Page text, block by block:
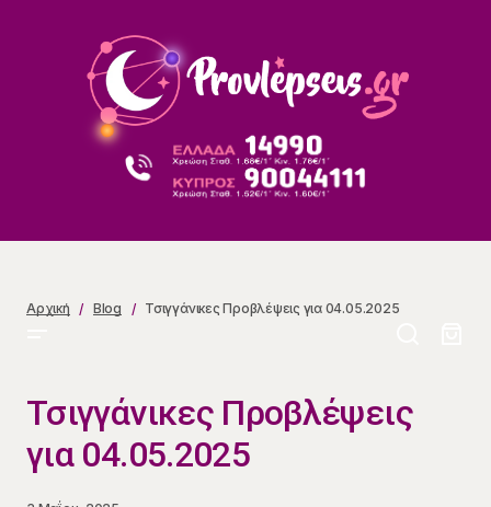
Αρχική Blog Τσιγγάνικες Προβλέψεις για 04.05.2025
Τσιγγάνικες Προβλέψεις
για 04.05.2025